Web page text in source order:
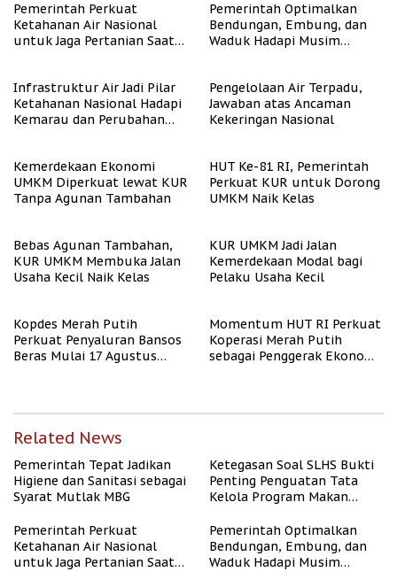
Pemerintah Perkuat
Ketahanan Air Nasional
untuk Jaga Pertanian Saat
Pemerintah Optimalkan
Bendungan, Embung, dan
Waduk Hadapi Musim
Infrastruktur Air Jadi Pilar
Ketahanan Nasional Hadapi
Kemarau dan Perubahan
Pengelolaan Air Terpadu,
Jawaban atas Ancaman
Kekeringan Nasional
Kemerdekaan Ekonomi
UMKM Diperkuat lewat KUR
Tanpa Agunan Tambahan
HUT Ke-81 RI, Pemerintah
Perkuat KUR untuk Dorong
UMKM Naik Kelas
Bebas Agunan Tambahan,
KUR UMKM Membuka Jalan
Usaha Kecil Naik Kelas
KUR UMKM Jadi Jalan
Kemerdekaan Modal bagi
Pelaku Usaha Kecil
Kopdes Merah Putih
Perkuat Penyaluran Bansos
Beras Mulai 17 Agustus
Momentum HUT RI Perkuat
Koperasi Merah Putih
sebagai Penggerak Ekonomi
Related News
Pemerintah Tepat Jadikan
Higiene dan Sanitasi sebagai
Syarat Mutlak MBG
Ketegasan Soal SLHS Bukti
Penting Penguatan Tata
Kelola Program Makan
Pemerintah Perkuat
Ketahanan Air Nasional
untuk Jaga Pertanian Saat
Pemerintah Optimalkan
Bendungan, Embung, dan
Waduk Hadapi Musim